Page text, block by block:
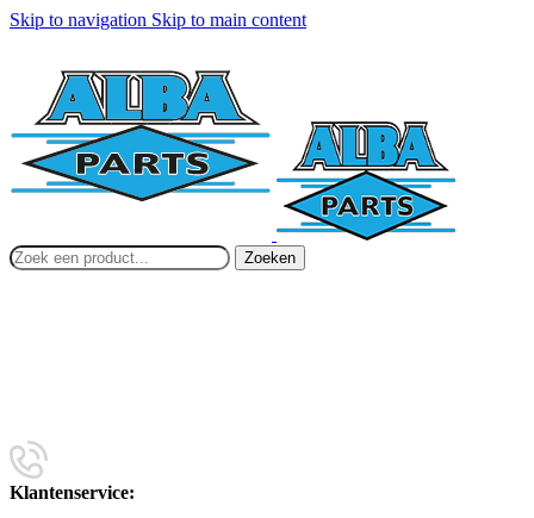
Skip to navigation Skip to main content
Zoeken
Klantenservice: